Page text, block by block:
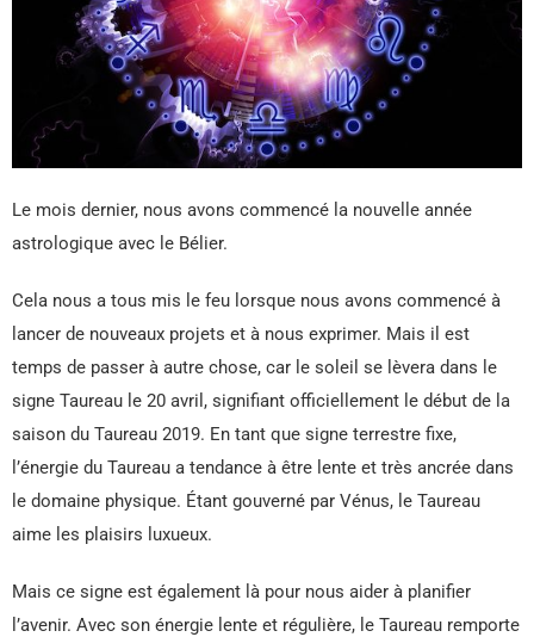
Le mois dernier, nous avons commencé la nouvelle année
astrologique avec le Bélier.
Cela nous a tous mis le feu lorsque nous avons commencé à
lancer de nouveaux projets et à nous exprimer. Mais il est
temps de passer à autre chose, car le soleil se lèvera dans le
signe Taureau le 20 avril, signifiant officiellement le début de la
saison du Taureau 2019. En tant que signe terrestre fixe,
l’énergie du Taureau a tendance à être lente et très ancrée dans
le domaine physique. Étant gouverné par Vénus, le Taureau
aime les plaisirs luxueux.
Mais ce signe est également là pour nous aider à planifier
l’avenir. Avec son énergie lente et régulière, le Taureau remporte